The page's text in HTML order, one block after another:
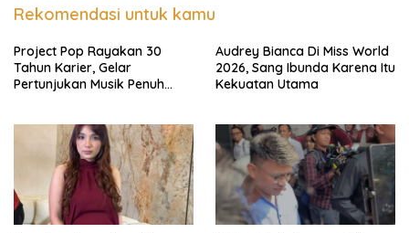
Rekomendasi untuk kamu
Project Pop Rayakan 30
Tahun Karier, Gelar
Pertunjukan Musik Penuh
Audrey Bianca Di Miss World
2026, Sang Ibunda Karena Itu
Kekuatan Utama